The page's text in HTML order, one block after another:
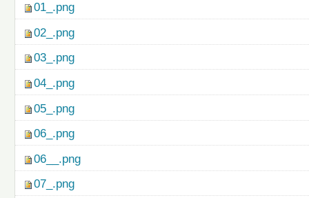
01_.png
02_.png
03_.png
04_.png
05_.png
06_.png
06__.png
07_.png